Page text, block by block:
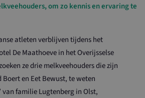
om zo kennis en ervaring te
atleten verblijven tijdens het
De Maathoeve in het Overijsselse
ze drie melkveehouders die zijn
en Eet Bewust, te weten
van familie Lugtenberg in Olst,